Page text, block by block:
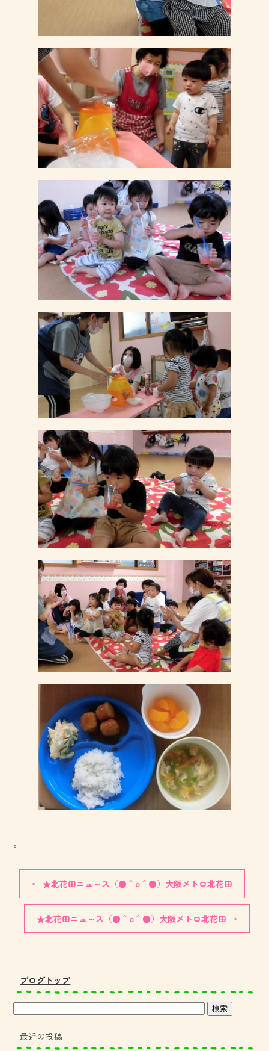
。
← ★北花田ニュ～ス（●＾o＾●）大阪メトロ北花田
★北花田ニュ～ス（●＾o＾●）大阪メトロ北花田 →
ブログトップ
最近の投稿